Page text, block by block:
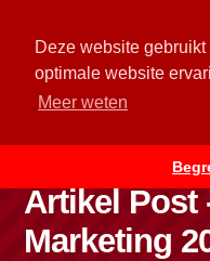
Deze website
optimale website
Meer weten
Artikel Post
Marketing